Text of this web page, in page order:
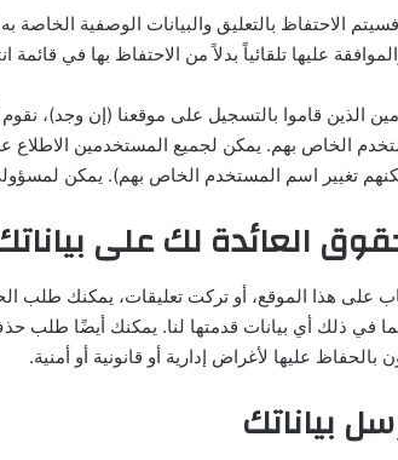
فسيتم الاحتفاظ بالتعليق والبيانات الوصفية
عليها تلقائياً بدلاً من الاحتفاظ بها في قائمة
الذين قاموا بالتسجيل على موقعنا (إن وجد)،
الخاص بهم. يمكن لجميع المستخدمين الاطلاع
تغيير اسم المستخدم الخاص بهم). يمكن
العائدة لك على
على هذا الموقع، أو تركت تعليقات، يمكنك طلب
في ذلك أي بيانات قدمتها لنا. يمكنك أيضًا طلب
بالحفاظ عليها لأغراض إدارية أو قانونية أو أمنية.
بياناتك